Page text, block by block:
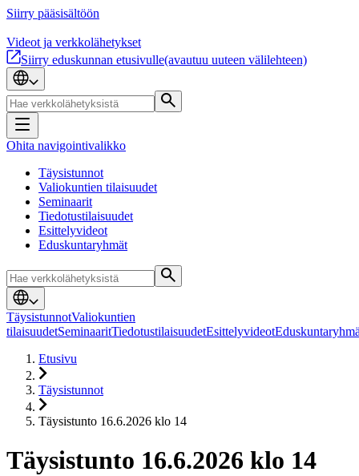
Siirry pääsisältöön
Videot ja verkkolähetykset
Siirry eduskunnan etusivulle(avautuu uuteen välilehteen)
Ohita navigointivalikko
Täysistunnot
Valiokuntien tilaisuudet
Seminaarit
Tiedotustilaisuudet
Esittelyvideot
Eduskuntaryhmät
TäysistunnotValiokuntien
tilaisuudetSeminaaritTiedotustilaisuudetEsittelyvideot
Etusivu
Täysistunnot
Täysistunto 16.6.2026 klo 14
Täysistunto 16.6.2026 klo 14